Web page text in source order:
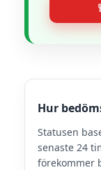
Hur
Statusen
senaste 24
förekommer